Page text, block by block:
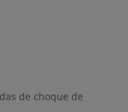
de choque de